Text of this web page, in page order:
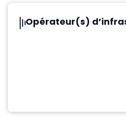
Opérateur(s)